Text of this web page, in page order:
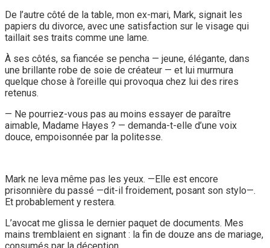
De l’autre côté de la table, mon ex-mari, Mark, signait les
papiers du divorce, avec une satisfaction sur le visage qui
taillait ses traits comme une lame.
À ses côtés, sa fiancée se pencha — jeune, élégante, dans
une brillante robe de soie de créateur — et lui murmura
quelque chose à l’oreille qui provoqua chez lui des rires
retenus.
— Ne pourriez-vous pas au moins essayer de paraître
aimable, Madame Hayes ? — demanda-t-elle d’une voix
douce, empoisonnée par la politesse.
Mark ne leva même pas les yeux. —Elle est encore
prisonnière du passé —dit-il froidement, posant son stylo—.
Et probablement y restera.
L’avocat me glissa le dernier paquet de documents. Mes
mains tremblaient en signant : la fin de douze ans de mariage,